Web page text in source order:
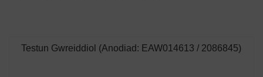
Testun Gwreiddiol (Anodiad: EAW014613 / 2086845)